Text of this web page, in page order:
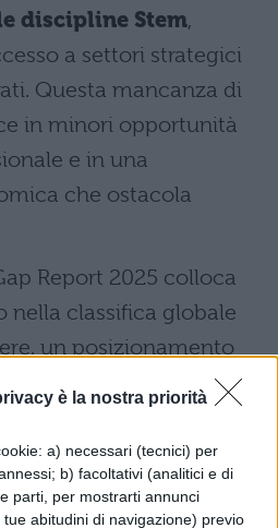
è la nostra priorità
a) necessari (tecnici) per
b) facoltativi (analitici e di
parti, per mostrarti annunci
abitudini di navigazione) previo
discipline Stem,
a settori strategici
Questa mancanza di
in minori opportunità
e in una
che ostacola
Report 2025 colloca
nella classifica globale
un posizionamento
per chi si affaccia
lavoro.